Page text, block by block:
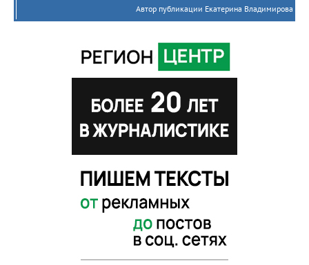
Автор публикации Екатерина Владимирова